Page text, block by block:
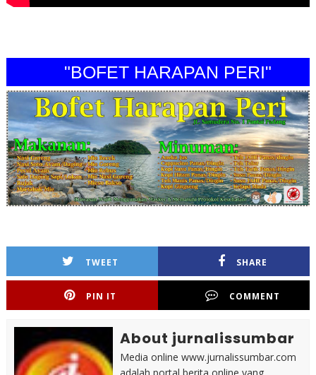
"BOFET HARAPAN PERI"
TWEET SHARE
PIN IT COMMENT
About jurnalissumbar
Media online www.jurnalissumbar.com
adalah portal berita online yang